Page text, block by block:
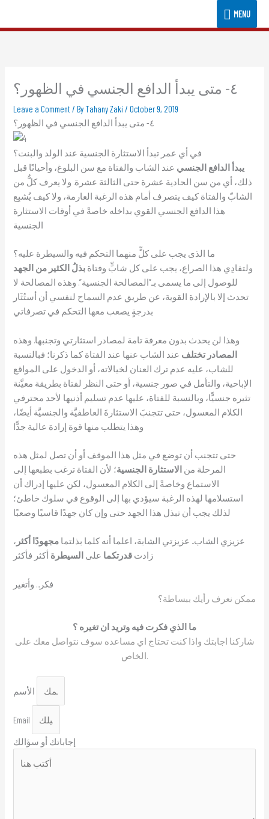
MENU
MENU
٤- متى يبدأ الدافع الجنسي في الظهور؟
Leave a Comment / By Tahany Zaki /October 9, 2019
٤- متى يبدأ الدافع الجنسي في الظهور؟
في أي عمر تبدأ الاستثارة الجنسية عند الولد والبنت؟
يبدأ الدافع الجنسي عند الشاب والفتاة مع سن البلوغ، وأحيانًا قبل
ذلك، أي من سن الحادية عشرة حتى الثالثة عشرة. ولا يعرف كلٌّ من
الشابّ والفتاة كيف يتصرف أمام هذه الرغبة العارمة، ولا كيف يُشبِع
هذا الدافع الجنسي القوي بداخله خاصةً في أوقات الاستثارة
الجنسية
ما الذى يجب على كلٍّ منهما التحكم فيه والسيطرة عليه؟
ولتفادِي هذا الصراع، يجب على كل شابٍّ وفتاة بذلُ الكثير من الجهد
للوصول إلى ما يسمى بـ”المصالحة الجنسية”. وهذه المصالحة لا
تحدث إلا بالإرادة القوية، عن طريق عدم السماح لنفسي أن أستُثَار
بدرجةٍ يصعب معها التحكم في تصرفاتي
وهذا لن يحدث بدون معرفة تامة لمصادر استثارتي وتجنبها. وهذه
المصادر تختلف عند الشاب عنها عند الفتاة كما ذكرنا؛ فبالنسبة
للشاب، عليه عدم ترك العنان لخيالاته، أو الدخول على المواقع
الإباحية، والتأمل في صور جنسية، أو حتى النظر لفتاة بطريقة معيَّنة
تثيره جنسيًّا، وبالنسبة للفتاة، عليها عدم تسليم أذنيها لأحد محترفي
الكلام المعسول، حتى تتجنبَ الاستثارةَ العاطفيَّة والجنسيَّة أيضًا،
وهذا يتطلب منها قوة إرادة عالية جدًّا
حتى تتجنب أن توضع في مثل هذا الموقف أو أن تصل لمثل هذه
المرحلة من الاستثارة الجنسية؛ لأن الفتاة ترغب بطبعها إلى
الاستماع وخاصةً إلى الكلام المعسول، لكن عليها إدراك أن
استسلامها لهذه الرغبة سيؤدي بها إلى الوقوع في سلوك خاطئ؛
لذلك يجب أن تبذل هذا الجهد حتى وإن كان جهدًا قاسيًا وصعبًا
عزيزي الشاب.. عزيزتي الشابة، اعلما أنه كلما بذلتما مجهودًا أكثر ،
زادت قدرتكما على السيطرة أكثر فأكثر
فكر... وأتغير
ممكن نعرف رأيك ببساطة؟
ما الذي فكرت فيه وتريد ان تغيره ؟
شاركنا اجابتك واذا كنت تحتاج اي مساعده سوف نتواصل معك على
الخاص.
Email
إجاباتك أو سؤالك